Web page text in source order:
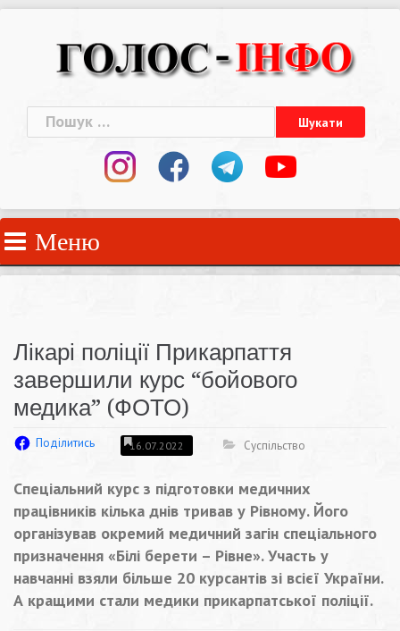
Пошук:
Меню
Лікарі поліції Прикарпаття
завершили курс “бойового
медика” (ФОТО)
Поділитись 16.07.2022 Суспільство
Спеціальний курс з підготовки медичних
працівників кілька днів тривав у Рівному. Його
організував окремий медичний загін спеціального
призначення «Білі берети – Рівне». Участь у
навчанні взяли більше 20 курсантів зі всієї України.
А кращими стали медики прикарпатської поліції.